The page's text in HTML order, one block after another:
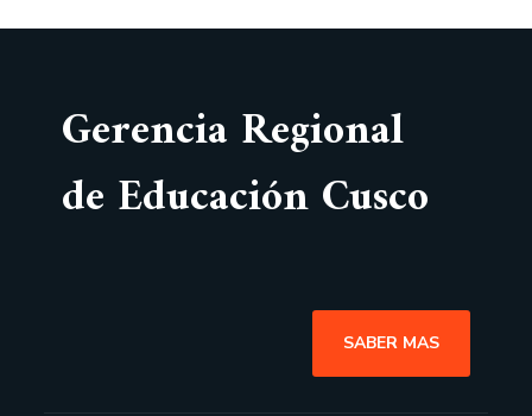
Gerencia Regional
de Educación Cusco
SABER MAS